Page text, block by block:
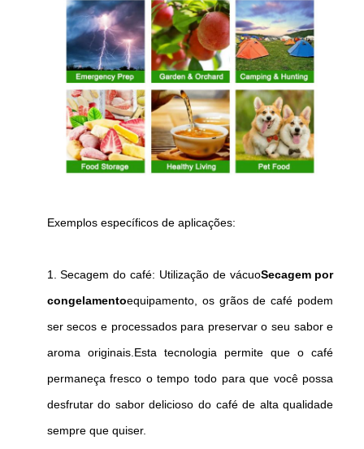
Exemplos específicos de aplicações:
1. Secagem do café: Utilização de vácuoSecagem por
congelamentoequipamento, os grãos de café podem
ser secos e processados para preservar o seu sabor e
aroma originais.Esta tecnologia permite que o café
permaneça fresco o tempo todo para que você possa
desfrutar do sabor delicioso do café de alta qualidade
sempre que quiser.